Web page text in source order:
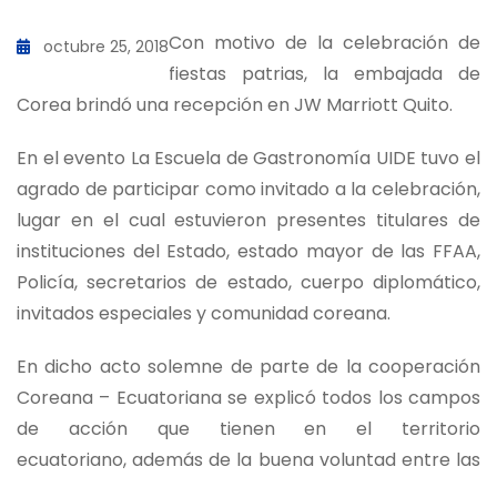
octubre 25, 2018Con motivo de la celebración de
fiestas patrias, la embajada de
Corea brindó una recepción en JW Marriott Quito.
En el evento La Escuela de Gastronomía UIDE tuvo el
agrado de participar como invitado a la celebración,
lugar en el cual estuvieron presentes titulares de
instituciones del Estado, estado mayor de las FFAA,
Policía, secretarios de estado, cuerpo diplomático,
invitados especiales y comunidad coreana.
En dicho acto solemne de parte de la cooperación
Coreana – Ecuatoriana se explicó todos los campos
de acción que tienen en el territorio
ecuatoriano, además de la buena voluntad entre las